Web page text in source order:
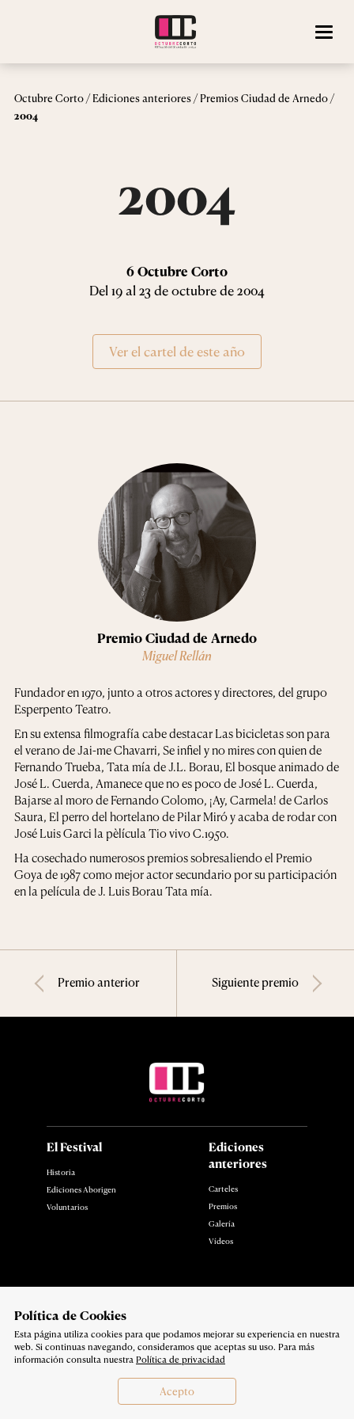
Polí­tica de Cookies
Esta página utiliza cookies para que podamos mejorar su experiencia en nuestra
web. Si continuas navegando, consideramos que aceptas su uso. Para más
información consulta nuestra Política de privacidad
Acepto
Octubre Corto/Ediciones anteriores/Premios Ciudad de Arnedo/
2004
2004
6 Octubre Corto
Del 19 al 23 de octubre de 2004
Ver el cartel de este año
Premio Ciudad de Arnedo
Miguel Rellán
Fundador en 1970, junto a otros actores y directores, del grupo
Esperpento Teatro.
En su extensa filmografía cabe destacar Las bicicletas son para
el verano de Jai-me Chavarri, Se infiel y no mires con quien de
Fernando Trueba, Tata mía de J.L. Borau, El bosque animado de
José L. Cuerda, Amanece que no es poco de José L. Cuerda,
Bajarse al moro de Fernando Colomo, ¡Ay, Carmela! de Carlos
Saura, El perro del hortelano de Pilar Miró y acaba de rodar con
José Luis Garci la pèlícula Tio vivo C.1950.
Ha cosechado numerosos premios sobresaliendo el Premio
Goya de 1987 como mejor actor secundario por su participación
en la película de J. Luis Borau Tata mía.
Premio anterior Siguiente premio
El Festival
Historia
Ediciones Aborigen
Voluntarios
Ediciones
anteriores
Carteles
Premios
Galería
Vídeos
Política de privacidad
Copyright 2026
Síguenos en: